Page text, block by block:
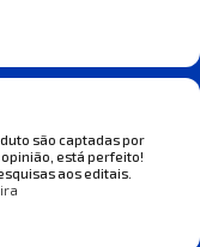
são captadas por
está perfeito!
aos editais.